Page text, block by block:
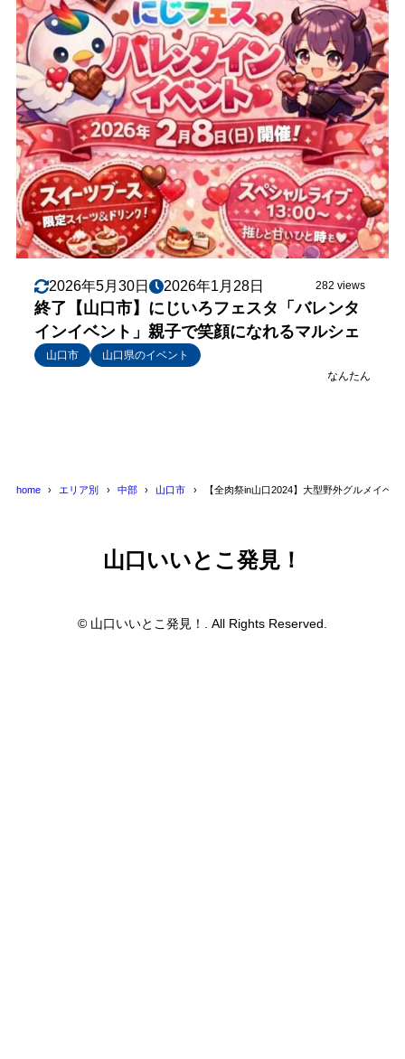
2026年5月30日 2026年1月28日 282 views
終了【山口市】にじいろフェスタ「バレンタ
インイベント」親子で笑顔になれるマルシェ
山口市
山口県のイベント
なんたん
home エリア別 中部 山口市 【全肉祭in山口2024】大型野外グルメイベ
山口いいとこ発見！
© 山口いいとこ発見！. All Rights Reserved.